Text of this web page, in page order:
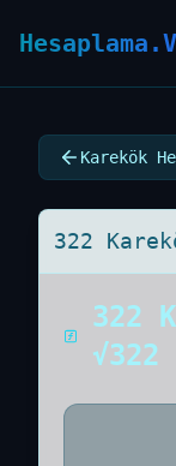
Karekök
322
322
√322